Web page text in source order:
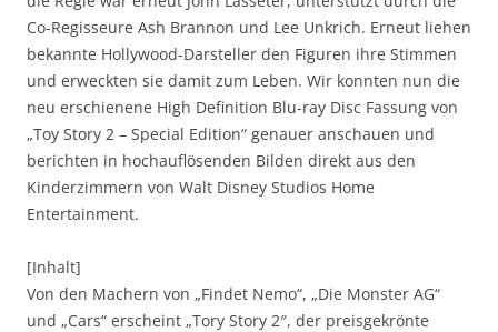
Co-Regisseure Ash Brannon und Lee Unkrich. Erneut liehen
bekannte Hollywood-Darsteller den Figuren ihre Stimmen
und erweckten sie damit zum Leben. Wir konnten nun die
neu erschienene High Definition Blu-ray Disc Fassung von
„Toy Story 2 – Special Edition“ genauer anschauen und
berichten in hochauflösenden Bilden direkt aus den
Kinderzimmern von Walt Disney Studios Home
Entertainment.
[Inhalt]
Von den Machern von „Findet Nemo“, „Die Monster AG“
und „Cars“ erscheint „Tory Story 2″, der preisgekrönte